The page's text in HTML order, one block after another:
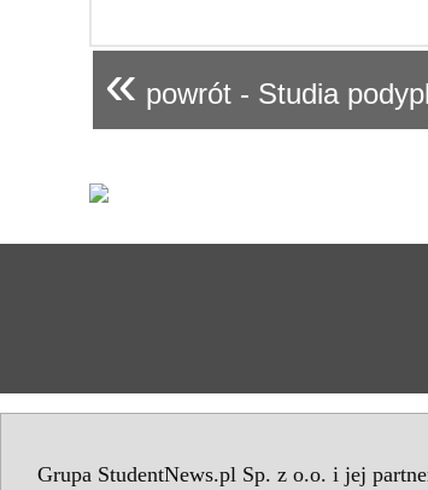
Grupa StudentNews.pl Sp. z o.o. i jej
« powrót - Studia